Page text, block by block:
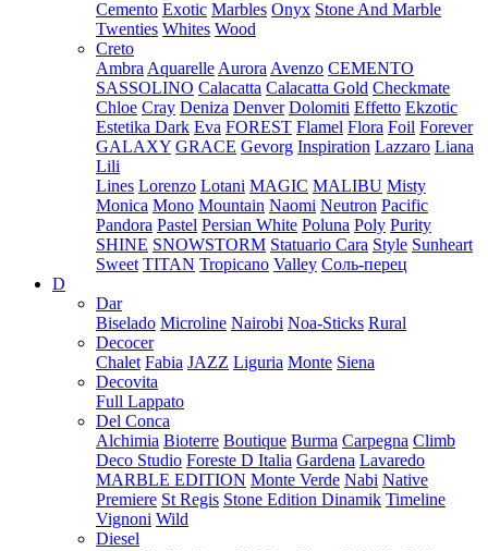
Cemento Exotic Marbles Onyx Stone And Marble
Twenties Whites Wood
Creto
Ambra Aquarelle Aurora Avenzo CEMENTO
SASSOLINO Calacatta Calacatta Gold Checkmate
Chloe Cray Deniza Denver Dolomiti Effetto Ekzotic
Estetika Dark Eva FOREST Flamel Flora Foil Forever
GALAXY GRACE Gevorg Inspiration Lazzaro Liana
Lili
Lines Lorenzo Lotani MAGIC MALIBU Misty
Monica Mono Mountain Naomi Neutron Pacific
Pandora Pastel Persian White Poluna Poly Purity
SHINE SNOWSTORM Statuario Cara Style Sunheart
Sweet TITAN Tropicano Valley Соль-перец
D
Dar
Biselado Microline Nairobi Noa-Sticks Rural
Decocer
Chalet Fabia JAZZ Liguria Monte Siena
Decovita
Full Lappato
Del Conca
Alchimia Bioterre Boutique Burma Carpegna Climb
Deco Studio Foreste D Italia Gardena Lavaredo
MARBLE EDITION Monte Verde Nabi Native
Premiere St Regis Stone Edition Dinamik Timeline
Vignoni Wild
Diesel